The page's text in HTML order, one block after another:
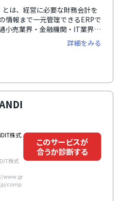
は、経営に必要な財務会計を
情報まで一元管理できるERPで
小売業界・金融機関・IT業界な
性に合ったソリューションを提
過去には、グループ14社をも
として導入された事例や、100
詳細をみる
株式
株式
www.gr
comp
このサービスが
合うか診断する